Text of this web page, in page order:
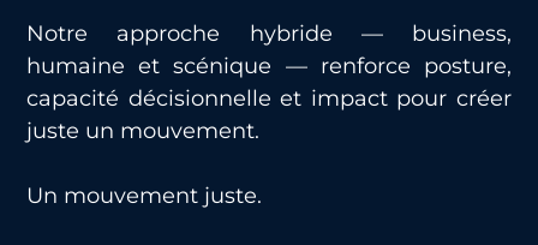
Notre approche hybride — business,
humaine et scénique — renforce posture,
capacité décisionnelle et impact pour créer
juste un mouvement.
Un mouvement juste.